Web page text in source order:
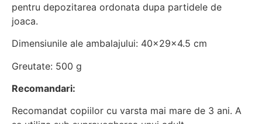
pentru depozitarea ordonata dupa partidele de
joaca.
Dimensiunile ale ambalajului: 40x29x4.5 cm
Greutate: 500 g
Recomandari:
Recomandat copiilor cu varsta mai mare de 3 ani. A